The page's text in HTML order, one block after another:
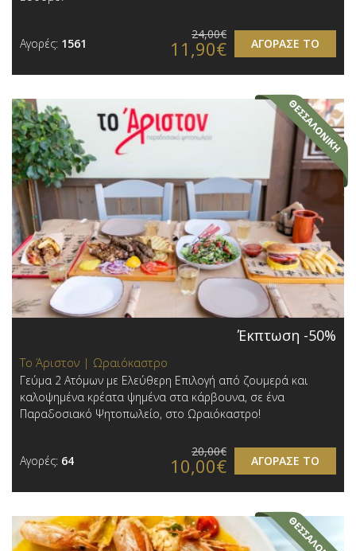
Αγορές: 1561 ΑΓΟΡΑΣΕ ΤΟ
24,00€
11,90€
Έκπτωση -50%
Το Άριστον | Ωραιόκαστρο
Γεύμα 2 Ατόμων με Ελεύθερη Επιλογή από ζουμερά και
καλοψημένα κρέατα ψημένα στα κάρβουνα, σε ένα
Παραδοσιακό Ψητοπωλείο, στo Ωραιόκαστρο!
Αγορές: 64 ΑΓΟΡΑΣΕ ΤΟ
20,00€
10,00€